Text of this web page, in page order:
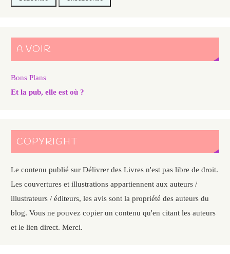
A VOIR
Bons Plans
Et la pub, elle est où ?
COPYRIGHT
Le contenu publié sur Délivrer des Livres n'est pas libre de droit.
Les couvertures et illustrations appartiennent aux auteurs /
illustrateurs / éditeurs, les avis sont la propriété des auteurs du
blog. Vous ne pouvez copier un contenu qu'en citant les auteurs
et le lien direct. Merci.